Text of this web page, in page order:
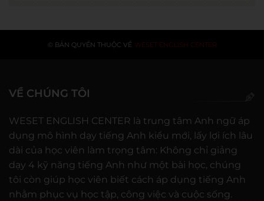
© BẢN QUYỀN THUỘC VỀ WESET ENGLISH CENTER
VỀ CHÚNG TÔI
WESET ENGLISH CENTER là trung tâm Anh ngữ áp
dụng mô hình dạy tiếng Anh kiểu mới, lấy lợi ích lâu
dài của học viên làm trọng tâm: Không chỉ giảng
dạy 4 kỹ năng tiếng Anh như một bài học, chúng
tôi còn giúp học viên biết cách áp dụng tiếng Anh
nhằm phục vụ học tập, công việc và cuộc sống.